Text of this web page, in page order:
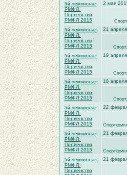
5й чемпионат
РМФЛ.
Первенство
РМФЛ 2015
2 мая
5й чемпионат
РМФЛ.
Первенство
РМФЛ 2015
21
5й чемпионат
РМФЛ.
Первенство
РМФЛ 2015
19
5й чемпионат
РМФЛ.
Первенство
РМФЛ 2015
18
5й чемпионат
РМФЛ.
Первенство
РМФЛ 2015
22
5й чемпионат
РМФЛ.
Первенство
РМФЛ 2015
21
5й чемпионат
РМФЛ.
Первенство
21